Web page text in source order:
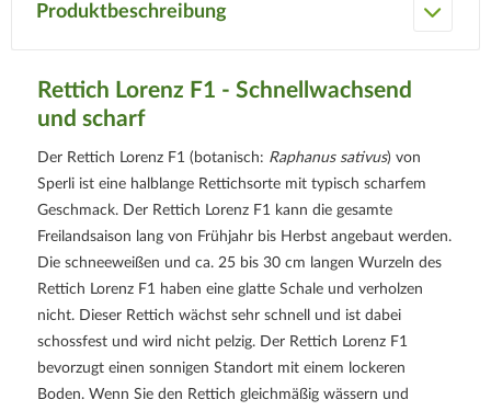
Produktbeschreibung
Rettich Lorenz F1 - Schnellwachsend
und scharf
Der Rettich Lorenz F1 (botanisch: Raphanus sativus) von
Sperli ist eine halblange Rettichsorte mit typisch scharfem
Geschmack. Der Rettich Lorenz F1 kann die gesamte
Freilandsaison lang von Frühjahr bis Herbst angebaut werden.
Die schneeweißen und ca. 25 bis 30 cm langen Wurzeln des
Rettich Lorenz F1 haben eine glatte Schale und verholzen
nicht. Dieser Rettich wächst sehr schnell und ist dabei
schossfest und wird nicht pelzig. Der Rettich Lorenz F1
bevorzugt einen sonnigen Standort mit einem lockeren
Boden. Wenn Sie den Rettich gleichmäßig wässern und